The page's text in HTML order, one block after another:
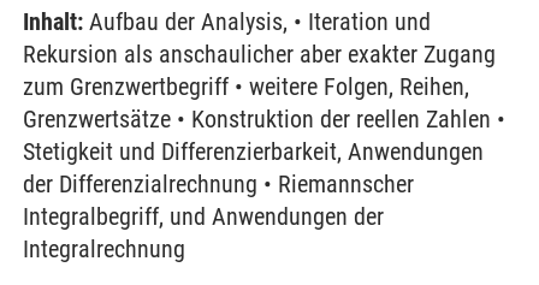
Inhalt: Aufbau der Analysis, • Iteration und
Rekursion als anschaulicher aber exakter Zugang
zum Grenzwertbegriff • weitere Folgen, Reihen,
Grenzwertsätze • Konstruktion der reellen Zahlen •
Stetigkeit und Differenzierbarkeit, Anwendungen
der Differenzialrechnung • Riemannscher
Integralbegriff, und Anwendungen der
Integralrechnung